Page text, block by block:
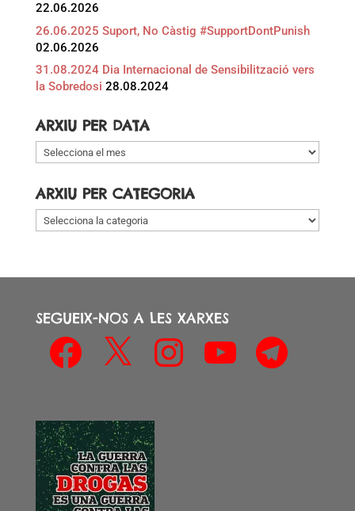
22.06.2026
26.06.2025 Suport, No Càstig #SupportDontPunish
02.06.2026
31.08.2024 Dia Internacional de Sensibilització vers
la Sobredosi 28.08.2024
ARXIU PER DATA
Arxiu
per
ARXIU PER CATEGORIA
Arxiu
per
SEGUEIX-NOS A LES XARXES
Facebook Instagram Telegram